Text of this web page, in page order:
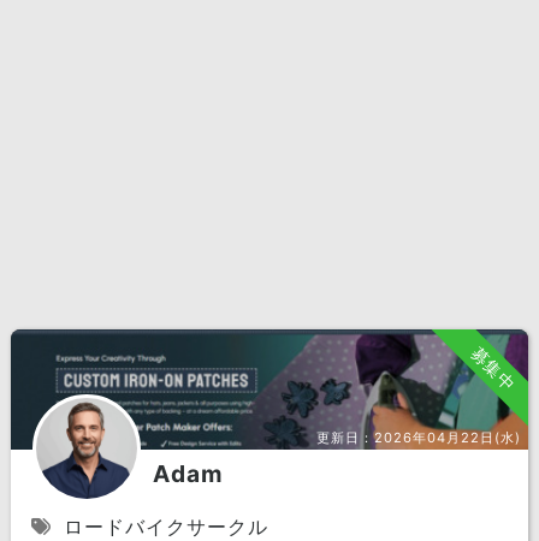
募集中
更新日：2026年04月22日(水)
Adam
ロードバイクサークル